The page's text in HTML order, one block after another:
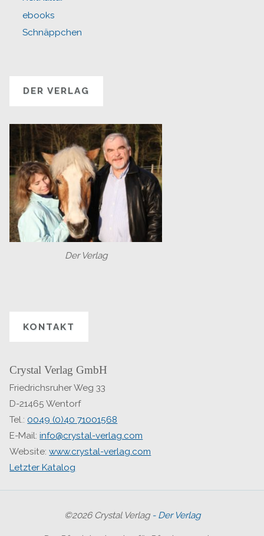
ebooks
Schnäppchen
DER VERLAG
Der Verlag
KONTAKT
Crystal Verlag GmbH
Friedrichsruher Weg 33
D-21465 Wentorf
Tel.: 0049 (0)40 71001568
E-Mail:info@crystal-verlag.com
Website:www.crystal-verlag.com
Letzter Katalog
©2026 Crystal Verlag - Der Verlag